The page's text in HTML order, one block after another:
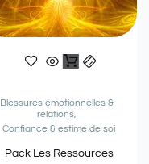
Blessures émotionnelles &
relations
Confiance & estime de soi
Pack Les Ressources